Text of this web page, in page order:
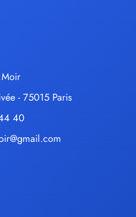
Moir
- 75015 Paris
40